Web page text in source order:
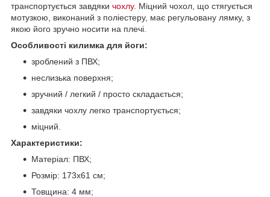
транспортується завдяки чохлу. Міцний чохол, що стягується
мотузкою, виконаний з поліестеру, має регульовану лямку, з
якою його зручно носити на плечі.
Особливості килимка для йоги:
зроблений з ПВХ;
неслизька поверхня;
зручний / легкий / просто складається;
завдяки чохлу легко транспортується;
міцний.
Характеристики:
Матеріал: ПВХ;
Розмір: 173х61 см;
Товщина: 4 мм;